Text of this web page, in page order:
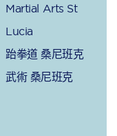
Martial Arts St
Lucia
跆拳道 桑尼班克
武術 桑尼班克